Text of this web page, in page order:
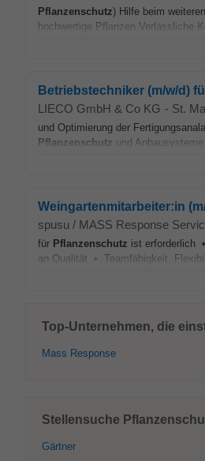
Pflanzenschutz) Hilfe beim
hochwertige Pflanzen Verlässliche
Betriebstechniker (m/w/d)
LIECO GmbH & Co KG - St.
und Optimierung der
Pflanzenschutz und
Weingartenmitarbeiter:in
spusu / MASS Response
für Pflanzenschutz ist erforderlich
an Qualität • Teamfähigkeit,
Top-Unternehmen, die
Mass Response
Stellensuche
Gärtner